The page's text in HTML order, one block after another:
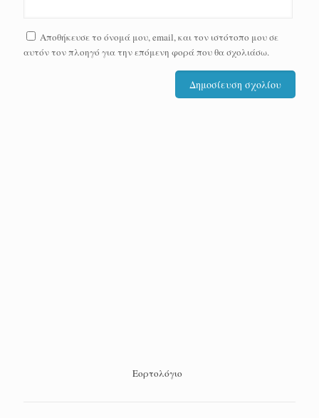
Αποθήκευσε το όνομά μου, email, και τον ιστότοπο μου σε
αυτόν τον πλοηγό για την επόμενη φορά που θα σχολιάσω.
Εορτολόγιο